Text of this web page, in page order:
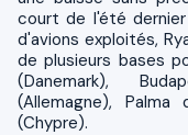
court de l'été
d'avions exploités,
de plusieurs bases
(Danemark),
(Allemagne),
(Chypre).